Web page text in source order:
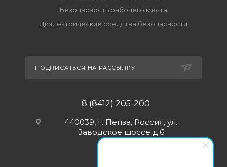
Безопасность рабочего места
Диэлектрические средства безопасности
ПОДПИСАТЬСЯ НА РАССЫЛКУ
8 (8412) 205-200
440039, г. Пенза, Россия, ул.
Заводское шоссе д.6